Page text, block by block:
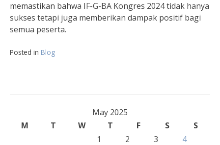
memastikan bahwa IF-G-BA Kongres 2024 tidak hanya
sukses tetapi juga memberikan dampak positif bagi
semua peserta.
Posted in Blog
May 2025
M
T W T F S
S
1
2 3
4